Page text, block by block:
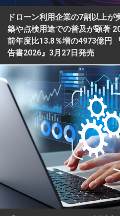
ドローン利用企業の7割以上
築や点検用途での普及が顕著
前年度比13.8％増の4973億円
告書2026』3月27日発売